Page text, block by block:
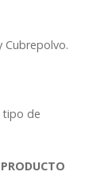
Cubrepolvo.
tipo de